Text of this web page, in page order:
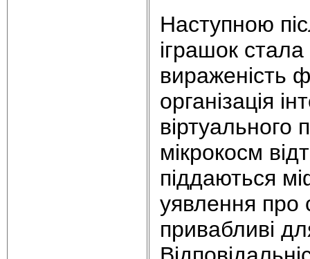
Наступною
іграшок
вираженість
організація
віртуального
мікрокосм
піддаються
уявлення про
привабливі